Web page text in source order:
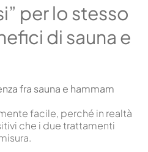
per lo stesso
di sauna e
fra sauna e hammam
facile, perché in realtà
che i due trattamenti